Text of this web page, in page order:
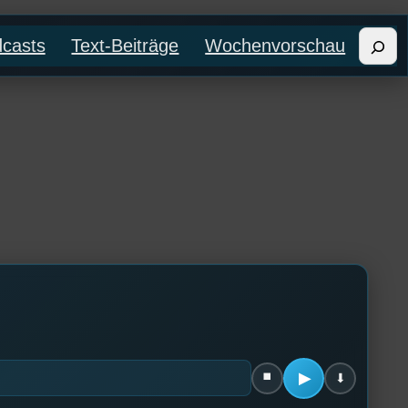
Text-Beiträge Wochenvorschau